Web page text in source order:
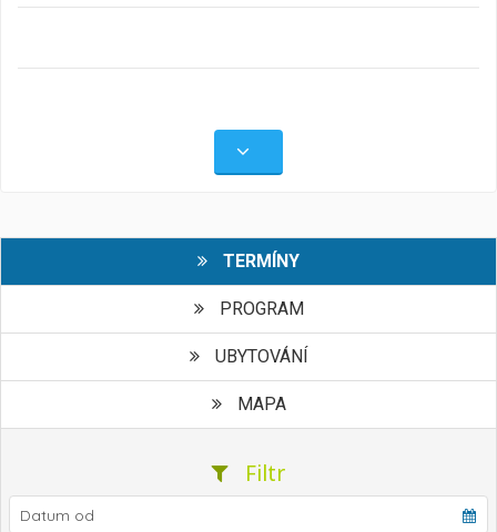
TERMÍNY
PROGRAM
UBYTOVÁNÍ
MAPA
Filtr